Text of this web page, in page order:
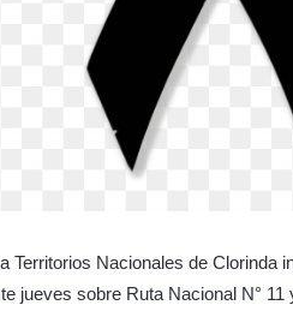
Territorios Nacionales de Clorinda
jueves sobre Ruta Nacional N° 11